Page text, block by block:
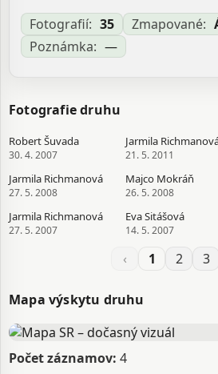
Zdroj:-
Aktualizované: —, 04.03.2026 21:08
Fotografií: 35 Zmapované:
Poznámka: —
Fotografie druhu
Robert Šuvada
30. 4. 2007
Jarmila
21. 5. 2011
Jarmila Richmanová
27. 5. 2008
Majco Mokráň
26. 5. 2008
Jarmila Richmanová
27. 5. 2007
Eva Sitášová
14. 5. 2007
‹ 1 2 3
Mapa výskytu druhu
Počet záznamov: 4